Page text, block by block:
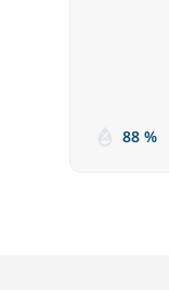
88 %